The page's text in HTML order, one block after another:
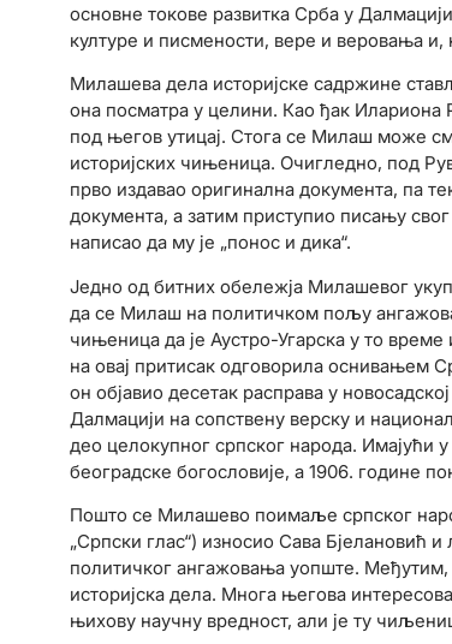
основне токове развитка Срба у
културе и писмености, вере и веровања и,
Милашева дела историјске садржине
она посматра у целини. Као ђак Илариона
под његов утицај. Стога се Милаш може
историјских чињеница. Очигледно, под
прво издавао оригинална документа, па
документа, а затим приступио писању
написао да му је „понос и дика“.
Једно од битних обележја Милашевог
да се Милаш на политичком пољу
чињеница да је Аустро-Угарска у то
на овај притисак одговорила оснивањем
он објавио десетак расправа у
Далмацији на сопствену верску и
део целокупног српског народа. Имајући
београдске богословије, а 1906. године
Пошто се Милашево поимаље српског
„Српски глас“) износио Сава Бјелановић
политичког ангажовања уопште.
историјска дела. Многа његова
њихову научну вредност, али је ту